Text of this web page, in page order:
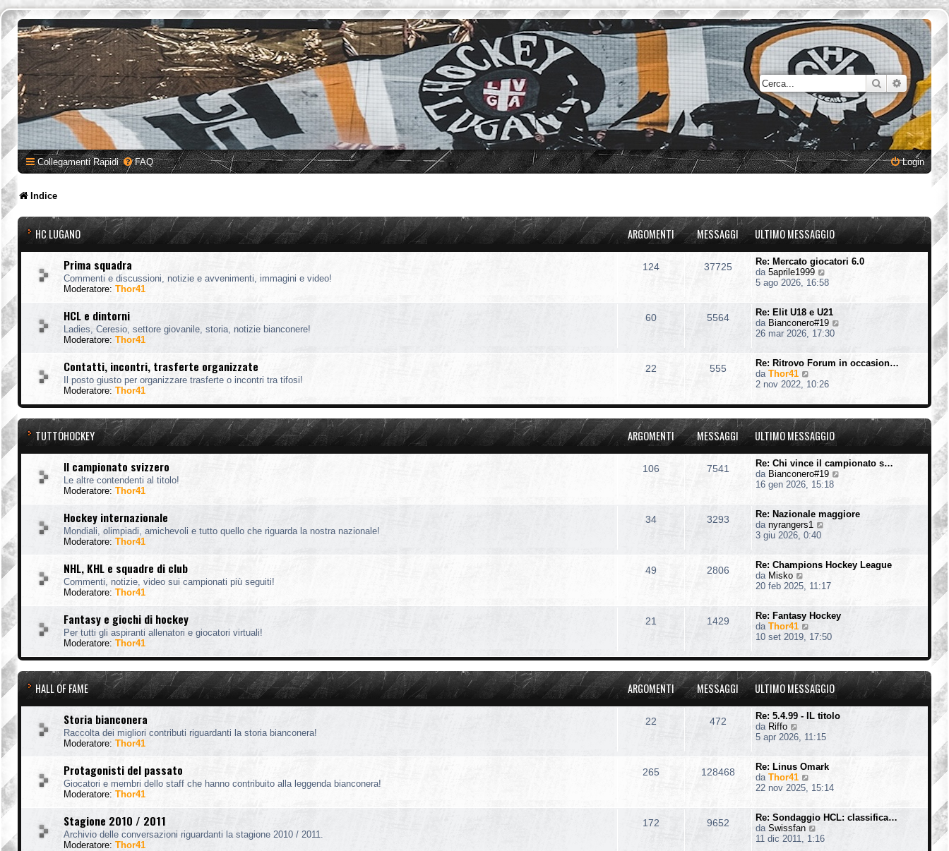
Cerca Ricerca
Collegamenti Rapidi FAQ Login
Indice
HC LUGANO ARGOMENTI MESSAGGI ULTIMO MESSAGGIO
Prima squadra
Commenti e discussioni, notizie e avvenimenti, immagini e video!
Moderatore: Thor41
124 37725
Re: Mercato giocatori 6.0
da 5aprile1999
e
i
u
l
t
o
e
s
a
g
g
i
o
5 ago 2026, 16:58
HCL e dintorni
Ladies, Ceresio, settore giovanile, storia, notizie bianconere!
Moderatore: Thor41
60 5564
Re: Elit U18 e U21
da Bianconero#19
i
u
m
o
m
s
a
o
26 mar 2026, 17:30
Contatti, incontri, trasferte organizzate
Il posto giusto per organizzare trasferte o incontri tra tifosi!
Moderatore: Thor41
22 555
Re: Ritrovo Forum in occasion…
da Thor41
e
i
l
t
m
o
m
e
s
a
g
i
o
2 nov 2022, 10:26
TUTTOHOCKEY ARGOMENTI MESSAGGI ULTIMO MESSAGGIO
Il campionato svizzero
Le altre contendenti al titolo!
Moderatore: Thor41
106 7541
Re: Chi vince il campionato s…
da Bianconero#19
i
u
m
o
a
o
16 gen 2026, 15:18
Hockey internazionale
Mondiali, olimpiadi, amichevoli e tutto quello che riguarda la nostra nazionale!
Moderatore: Thor41
34 3293
Re: Nazionale maggiore
da nyrangers1
i
u
t
m
o
e
s
a
g
g
i
o
3 giu 2026, 0:40
NHL, KHL e squadre di club
Commenti, notizie, video sui campionati più seguiti!
Moderatore: Thor41
49 2806
Re: Champions Hockey League
da Misko
u
l
t
m
o
m
e
s
g
o
20 feb 2025, 11:17
Fantasy e giochi di hockey
Per tutti gli aspiranti allenatori e giocatori virtuali!
Moderatore: Thor41
21 1429
Re: Fantasy Hockey
da Thor41
e
i
l
t
m
o
m
e
s
g
o
10 set 2019, 17:50
HALL OF FAME ARGOMENTI MESSAGGI ULTIMO MESSAGGIO
Storia bianconera
Raccolta dei migliori contributi riguardanti la storia bianconera!
Moderatore: Thor41
22 472
Re: 5.4.99 - IL titolo
da Riffo
e
i
u
l
t
m
o
m
e
5 apr 2026, 11:15
Protagonisti del passato
Giocatori e membri dello staff che hanno contribuito alla leggenda bianconera!
Moderatore: Thor41
265 128468
Re: Linus Omark
da Thor41
e
i
u
l
t
22 nov 2025, 15:14
Stagione 2010 / 2011
Archivio delle conversazioni riguardanti la stagione 2010 / 2011.
Moderatore: Thor41
172 9652
Re: Sondaggio HCL: classifica…
da Swissfan
e
11 dic 2011, 1:16